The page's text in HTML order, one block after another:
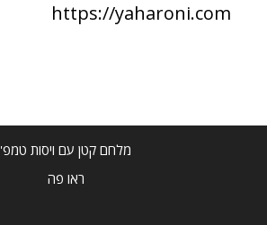
https://yaharoni.com
מלחם קטן עם ויסות טמפ'
ראו פה